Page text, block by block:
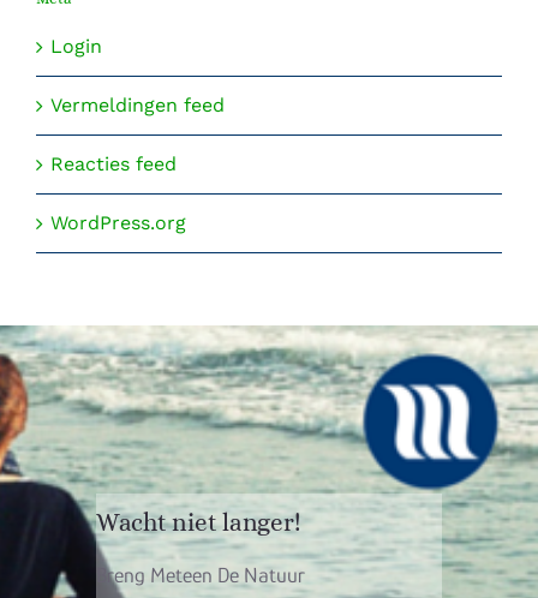
Login
Vermeldingen feed
Reacties feed
WordPress.org
Wacht niet langer!
Breng Meteen De Natuur